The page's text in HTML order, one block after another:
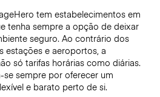
tem estabelecimentos em
tenha sempre a opção de deixar
seguro. Ao contrário dos
estações e aeroportos, a
só tarifas horárias como diárias.
sempre por oferecer um
e barato perto de si.